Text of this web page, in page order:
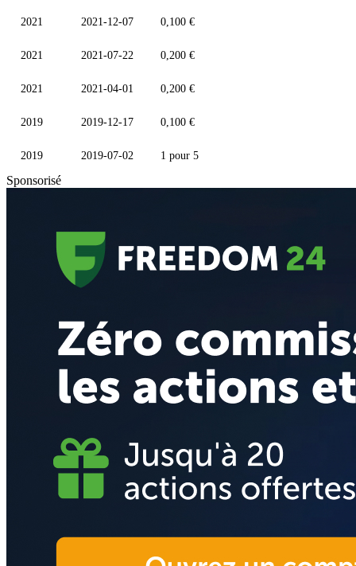
2021 2021-12-07 0,100 €
2021 2021-07-22 0,200 €
2021 2021-04-01 0,200 €
2019 2019-12-17 0,100 €
2019 2019-07-02 1 pour 5
Sponsorisé